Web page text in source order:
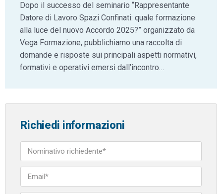
Dopo il successo del seminario “Rappresentante
Datore di Lavoro Spazi Confinati: quale formazione
alla luce del nuovo Accordo 2025?” organizzato da
Vega Formazione, pubblichiamo una raccolta di
domande e risposte sui principali aspetti normativi,
formativi e operativi emersi dall’incontro…
Richiedi informazioni